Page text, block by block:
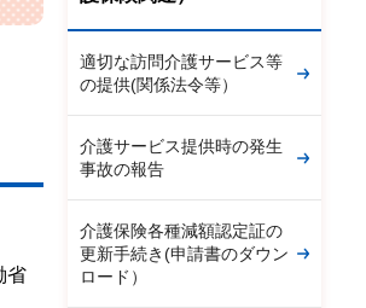
省
適切な訪問介護サービス等
の提供(関係法令等）
介護サービス提供時の発生
事故の報告
介護保険各種減額認定証の
更新手続き(申請書のダウン
ロード）